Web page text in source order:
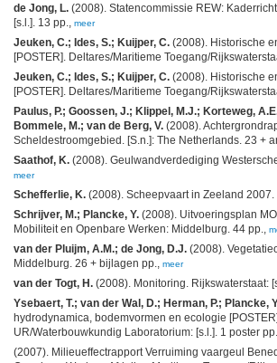
de Jong, L. (2008). Statencommissie REW:
[s.l.]. 13 pp.,
meer
Jeuken, C.; Ides, S.; Kuijper, C. (2008). Historische
[POSTER]. Deltares/Maritieme Toegang/
Jeuken, C.; Ides, S.; Kuijper, C. (2008). Historische
[POSTER]. Deltares/Maritieme Toegang/
Paulus, P.; Goossen, J.; Klippel, M.J.; Korteweg,
Bommele, M.; van de Berg, V. (2008).
Scheldestroomgebied. [S.n.]: The Netherlands. 23 +
Saathof, K. (2008). Geulwandverdediging
meer
Schefferlie, K. (2008). Scheepvaart in Zeeland
Schrijver, M.; Plancke, Y. (2008). Uitvoeringsplan
Mobiliteit en Openbare Werken: Middelburg. 44 pp.,
van der Pluijm, A.M.; de Jong, D.J. (2008).
Middelburg. 26 + bijlagen pp.,
meer
van der Togt, H. (2008). Monitoring. Rijkswaterstaat:
Ysebaert, T.; van der Wal, D.; Herman, P.; Plancke,
hydrodynamica, bodemvormen en ecologie
UR/Waterbouwkundig Laboratorium: [s.l.]. 1 poster pp.,
(2007). Milieueffectrapport Verruiming vaargeul